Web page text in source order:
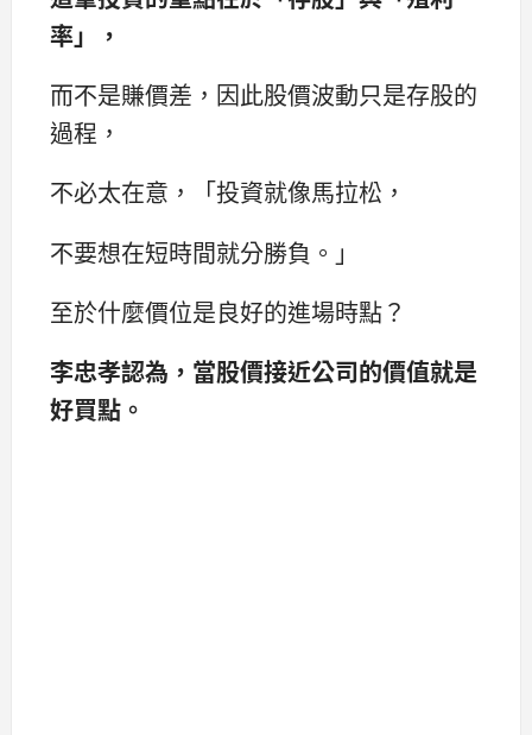
率」，
而不是賺價差，因此股價波動只是存股的
過程，
不必太在意，「投資就像馬拉松，
不要想在短時間就分勝負。」
至於什麼價位是良好的進場時點？
李忠孝認為，當股價接近公司的價值就是
好買點。